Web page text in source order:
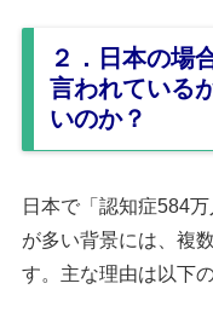
２．日本の場
言われている
いのか？
日本で「認知症584
が多い背景には、複
す。主な理由は以下